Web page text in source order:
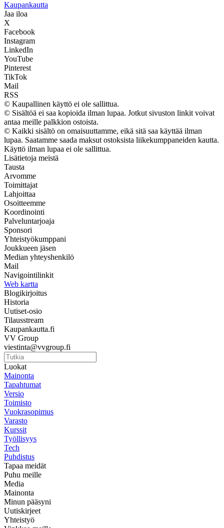
Kaupankautta
Jaa iloa
X
Facebook
Instagram
LinkedIn
YouTube
Pinterest
TikTok
Mail
RSS
© Kaupallinen käyttö ei ole sallittua.
© Sisältöä ei saa kopioida ilman lupaa. Jotkut sivuston linkit voivat
antaa meille palkkion ostoista.
© Kaikki sisältö on omaisuuttamme, eikä sitä saa käyttää ilman
lupaa. Saatamme saada maksut ostoksista liikekumppaneiden kautta.
Käyttö ilman lupaa ei ole sallittua.
Lisätietoja meistä
Tausta
Arvomme
Toimittajat
Lahjoittaa
Osoitteemme
Koordinointi
Palveluntarjoaja
Sponsori
Yhteistyökumppani
Joukkueen jäsen
Median yhteyshenkilö
Mail
Navigointilinkit
Web kartta
Blogikirjoitus
Historia
Uutiset-osio
Tilausstream
Kaupankautta.fi
VV Group
viestinta@vvgroup.fi
Luokat
Mainonta
Tapahtumat
Versio
Toimisto
Vuokrasopimus
Varasto
Kurssit
Työllisyys
Tech
Puhdistus
Tapaa meidät
Puhu meille
Media
Mainonta
Minun pääsyni
Uutiskirjeet
Yhteistyö